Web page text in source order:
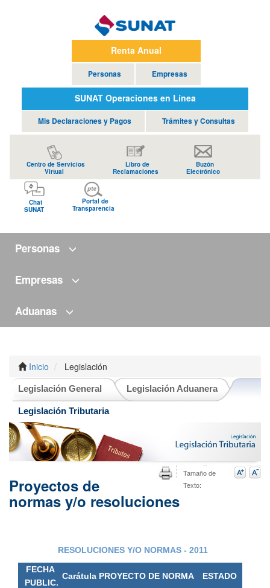
Renta Anual
Personas Empresas
SUNAT Operaciones en Línea
Mis Declaraciones y Pagos Trámites y Consultas
Centro de Servicios
Virtual
Libro de
Reclamaciones
Buzón
Electrónico
Chat
SUNAT
Portal de
Transparencia
Personas
Empresas
Aduanas
Inicio Legislación
Legislación General Legislación Aduanera
Legislación Tributaria
Tamaño de
Texto:
Proyectos de
normas y/o resoluciones
RESOLUCIONES Y/O NORMAS - 2011
FECHA
PUBLIC.
Carátula PROYECTO DE NORMA ESTADO